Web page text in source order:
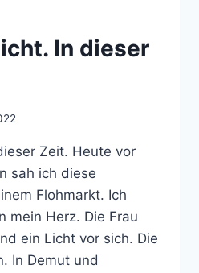
In dieser
Zeit. Heute vor
sah ich diese
Flohmarkt. Ich
mein Herz. Die Frau
ein Licht vor sich. Die
In Demut und